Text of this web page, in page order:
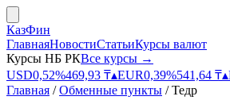
КазФин
ГлавнаяНовостиСтатьиКурсы валют
Курсы НБ РКВсе курсы →
USD0,52%469,93 ₸▴EUR0,39%541,64 ₸▴
Главная /Обменные пункты /Тедр